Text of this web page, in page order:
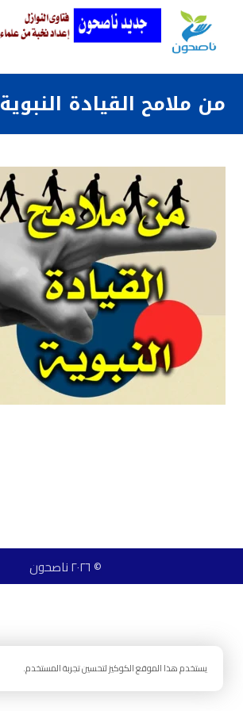
من ملامح القيادة النبوية
© ٢٠٢٦ ناصحون
يستخدم هذا الموقع الكوكيز لتحسين تجربة المستخدم.